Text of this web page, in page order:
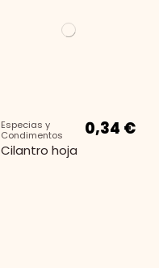
Especias y
Condimentos
Cilantro hoja
0,34 €